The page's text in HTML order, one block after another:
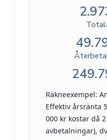
Räkneexempel:
Effektiv årsränta
000 kr kostar då
avbetalningar),